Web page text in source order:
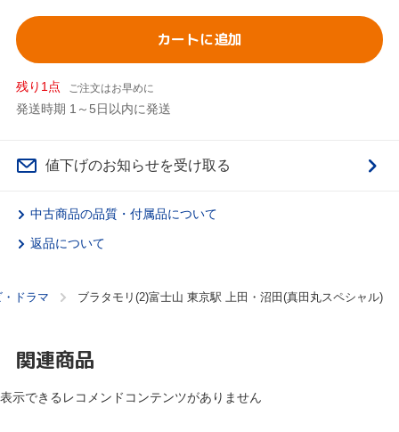
カートに追加
残り1点 ご注文はお早めに
発送時期 1～5日以内に発送
値下げのお知らせを受け取る
中古商品の品質・付属品について
返品について
ドラマ ブラタモリ(2)富士山 東京駅 上田・沼田(真田丸スペシャル)
関連商品
表示できるレコメンドコンテンツがありません